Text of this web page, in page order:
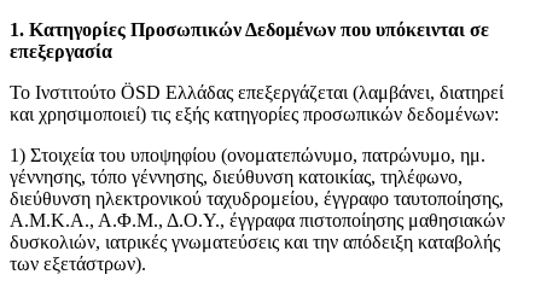
1. Κατηγορίες Προσωπικών Δεδομένων που υπόκεινται σε
επεξεργασία
Το Ινστιτούτο ÖSD Ελλάδας επεξεργάζεται (λαμβάνει, διατηρεί
και χρησιμοποιεί) τις εξής κατηγορίες προσωπικών δεδομένων:
1) Στοιχεία του υποψηφίου (ονοματεπώνυμο, πατρώνυμο, ημ.
γέννησης, τόπο γέννησης, διεύθυνση κατοικίας, τηλέφωνο,
διεύθυνση ηλεκτρονικού ταχυδρομείου, έγγραφο ταυτοποίησης,
Α.Μ.Κ.Α., Α.Φ.Μ., Δ.Ο.Υ., έγγραφα πιστοποίησης μαθησιακών
δυσκολιών, ιατρικές γνωματεύσεις και την απόδειξη καταβολής
των εξετάστρων).